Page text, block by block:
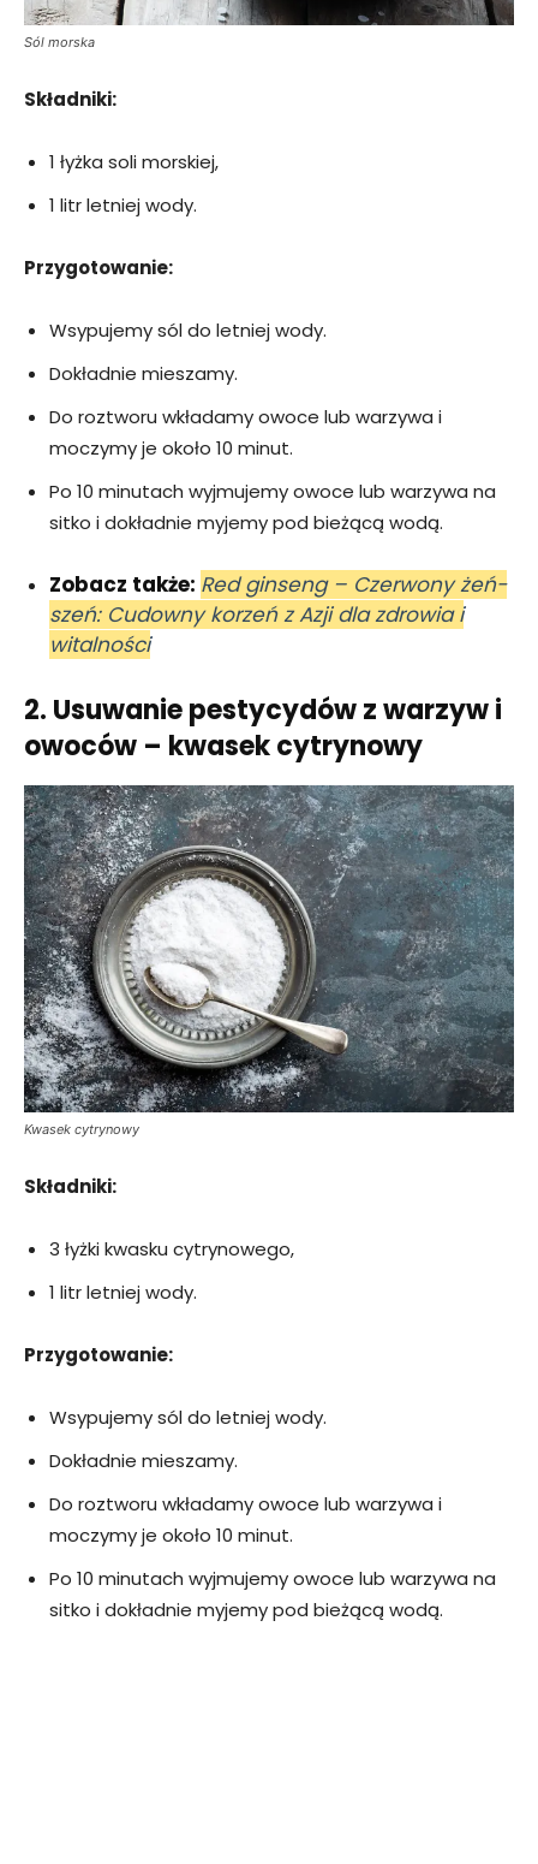
Sól morska
Składniki:
1 łyżka soli morskiej,
1 litr letniej wody.
Przygotowanie:
Wsypujemy sól do letniej wody.
Dokładnie mieszamy.
Do roztworu wkładamy owoce lub warzywa i
moczymy je około 10 minut.
Po 10 minutach wyjmujemy owoce lub warzywa na
sitko i dokładnie myjemy pod bieżącą wodą.
Zobacz także: Red ginseng – Czerwony żeń-
szeń: Cudowny korzeń z Azji dla zdrowia i
witalności
2. Usuwanie pestycydów z warzyw i
owoców – kwasek cytrynowy
Kwasek cytrynowy
Składniki:
3 łyżki kwasku cytrynowego,
1 litr letniej wody.
Przygotowanie:
Wsypujemy sól do letniej wody.
Dokładnie mieszamy.
Do roztworu wkładamy owoce lub warzywa i
moczymy je około 10 minut.
Po 10 minutach wyjmujemy owoce lub warzywa na
sitko i dokładnie myjemy pod bieżącą wodą.